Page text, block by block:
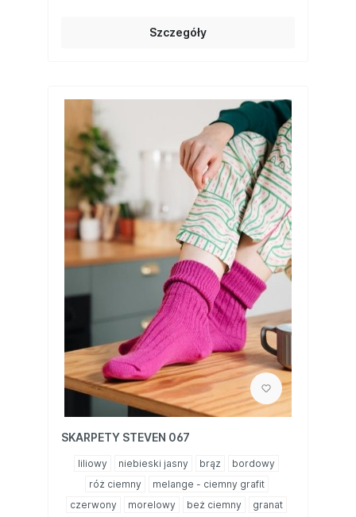
Szczegóły
SKARPETY STEVEN 067
liliowy niebieski jasny brąz
bordowy
róż ciemny
melange - ciemny grafit
czerwony
morelowy beż ciemny
granat